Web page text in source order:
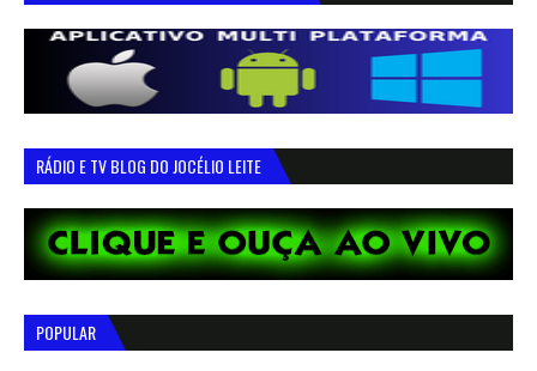
RÁDIO E TV BLOG DO JOCÉLIO LEITE
POPULAR